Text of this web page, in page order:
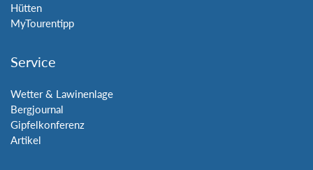
Hütten
MyTourentipp
Service
Wetter & Lawinenlage
Bergjournal
Gipfelkonferenz
Artikel